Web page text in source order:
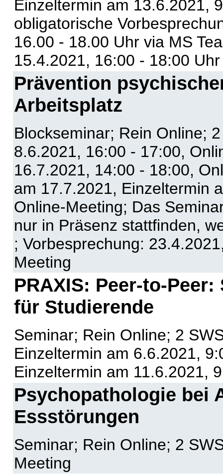
Einzeltermin am 13.6.2021,
obligatorische
16.00 - 18.00 Uhr via MS
15.4.2021, 16:00 - 18:00 Uhr
Prävention
Arbeitsplatz
Blockseminar; Rein Online;
8.6.2021, 16:00 - 17:00,
16.7.2021, 14:00 - 18:00,
am 17.7.2021, Einzeltermin
Online-Meeting; Das
nur in Präsenz stattfinden,
; Vorbesprechung:
Meeting
PRAXIS: Peer-to-
für Studierende
Seminar; Rein Online; 2
Einzeltermin am 6.6.2021,
Einzeltermin am 11.6.2021,
Psychopathologie bei
Essstörungen
Seminar; Rein Online; 2
Meeting